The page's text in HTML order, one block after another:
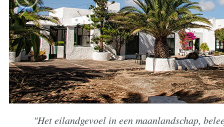
"Het eilandgevoel in een maanlandschap,